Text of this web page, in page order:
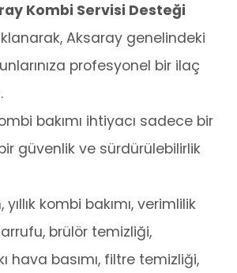
Kombi Servisi Desteği
Aksaray genelindeki
profesyonel bir ilaç
bakımı ihtiyacı sadece bir
güvenlik ve sürdürülebilirlik
kombi bakımı, verimlilik
brülör temizliği,
hava basımı, filtre temizliği,